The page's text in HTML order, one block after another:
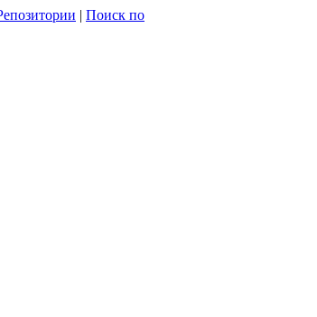
| Поиск по